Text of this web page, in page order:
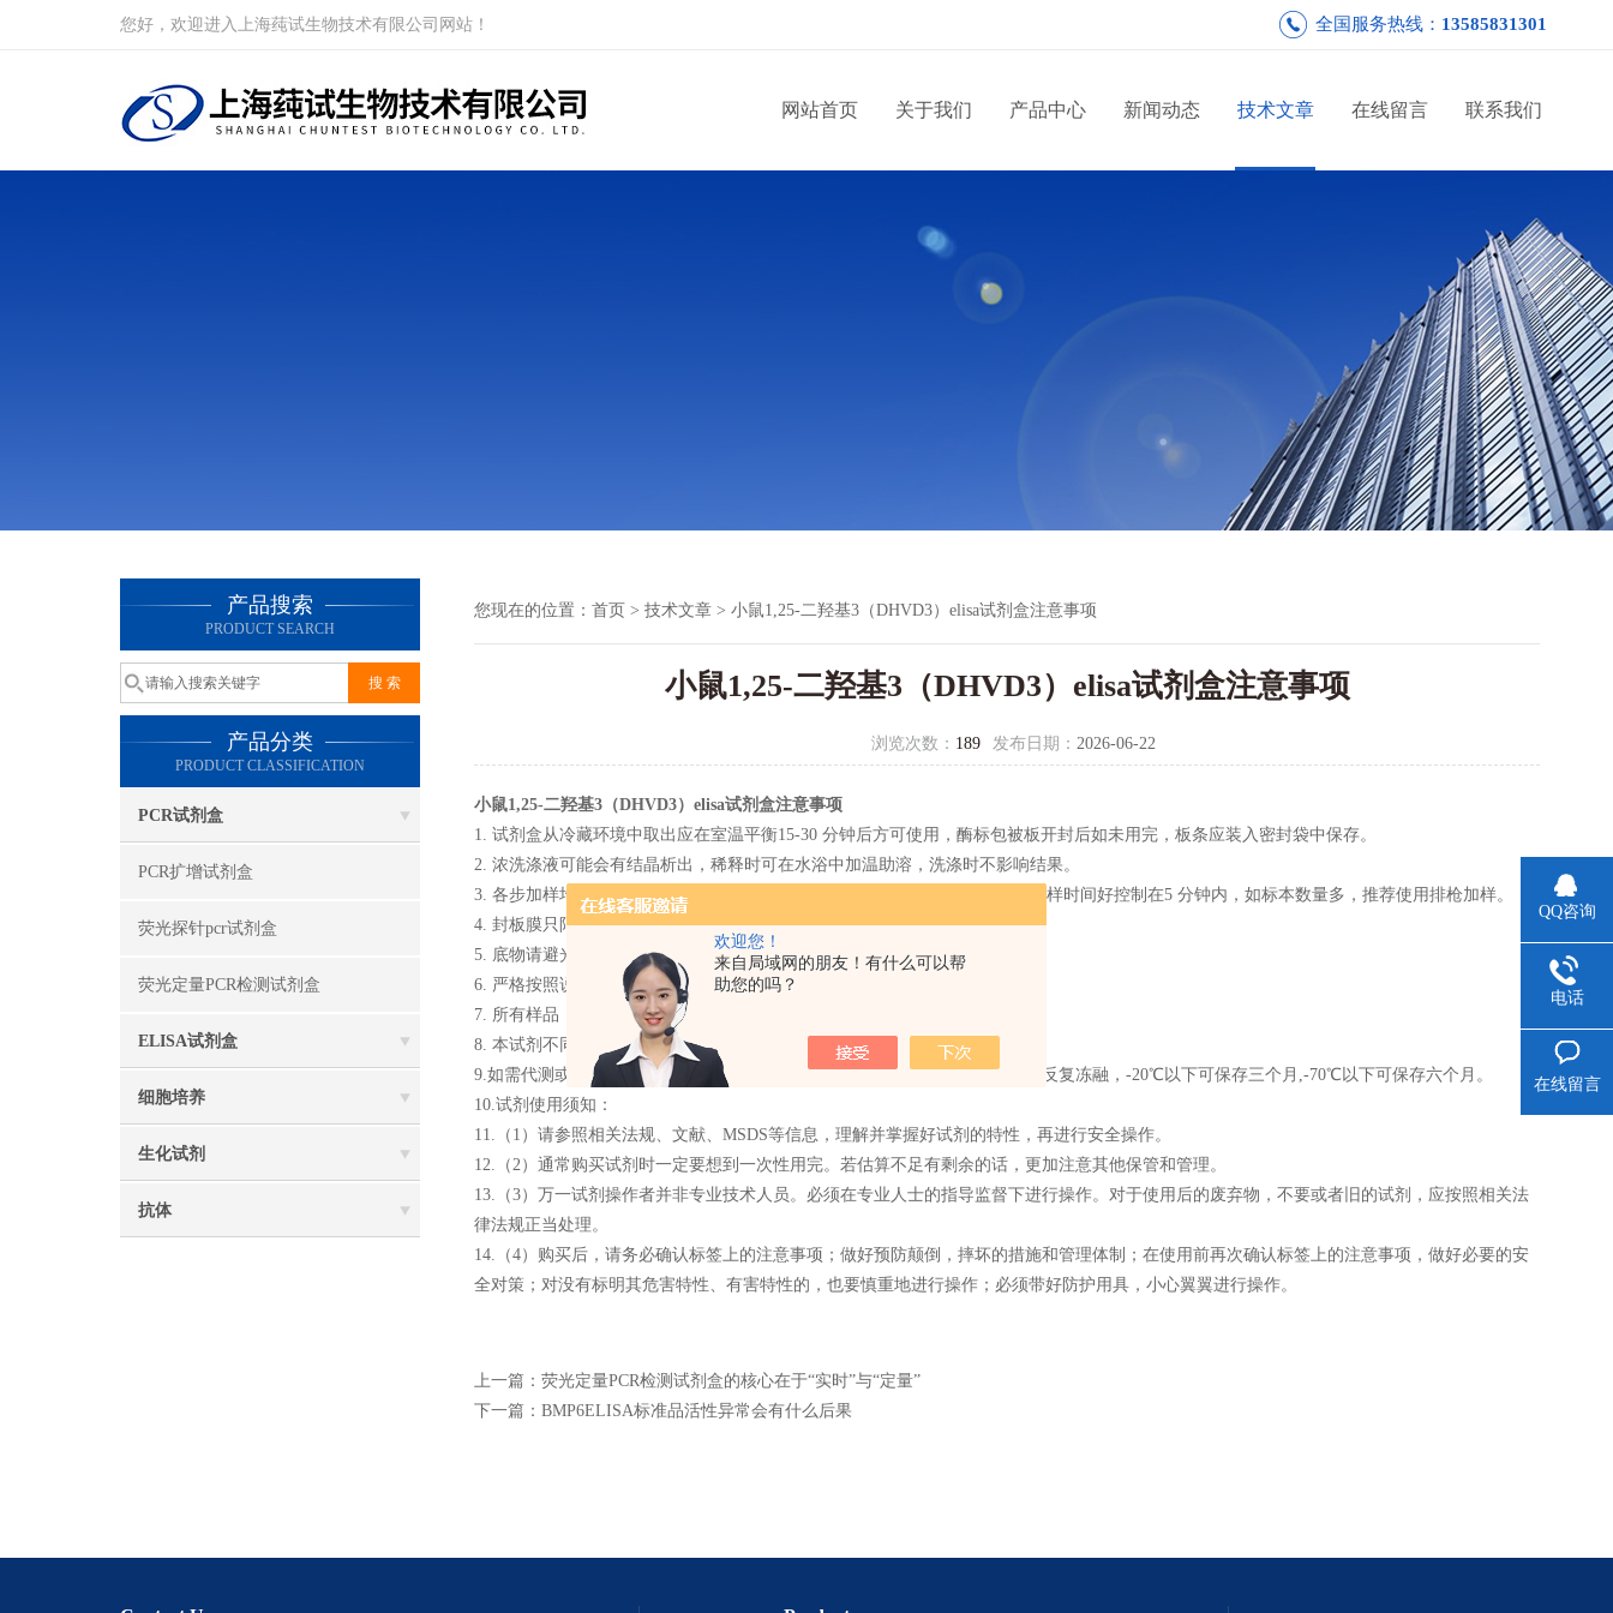
欢迎您！
来自局域网的朋友！有什么可以帮
助您的吗？
您好，欢迎进入上海莼试生物技术有限公司网站！ 全国服务热线： 13585831301
网站首页 关于我们 产品中心 新闻动态 技术文章 在线留言 联系我们
产品搜索
PRODUCT SEARCH
产品分类
PRODUCT CLASSIFICATION
PCR试剂盒
PCR扩增试剂盒
荧光探针pcr试剂盒
荧光定量PCR检测试剂盒
ELISA试剂盒
细胞培养
生化试剂
抗体
您现在的位置： 首页 > 技术文章 > 小鼠1,25-二羟基3（DHVD3）elisa试剂盒注意事项
小鼠1,25-二羟基3（DHVD3）elisa试剂盒注意事项
浏览次数： 189 发布日期： 2026-06-22
小鼠1,25-二羟基3（DHVD3）elisa试剂盒注意事项
1. 试剂盒从冷藏环境中取出应在室温平衡15-30 分钟后方可使用，酶标包被板开封后如未用完，板条应装入密封袋中保存。
2. 浓洗涤液可能会有结晶析出，稀释时可在水浴中加温助溶，洗涤时不影响结果。
3. 各步加样均应使用加样器，并经常校对其准确性，以避免试验误差。一次加样时间好控制在5 分钟内，如标本数量多，推荐使用排枪加样。
4. 封板膜只限一次性使用，以避免交叉污染。
5. 底物请避光保存。
6. 严格按照说明书的操作进行，试验结果判定必须以酶标仪读数为准.
7. 所有样品，洗涤液和各种废弃物都应按传染物处理。
8. 本试剂不同批号组分不得混用。
9.如需代测或者样本暂时不测定，可立即低温冻存，温度越低越好，中间避免反复冻融，-20℃以下可保存三个月,-70℃以下可保存六个月。
10.试剂使用须知：
11.（1）请参照相关法规、文献、MSDS等信息，理解并掌握好试剂的特性，再进行安全操作。
12.（2）通常购买试剂时一定要想到一次性用完。若估算不足有剩余的话，更加注意其他保管和管理。
13.（3）万一试剂操作者并非专业技术人员。必须在专业人士的指导监督下进行操作。对于使用后的废弃物，不要或者旧的试剂，应按照相关法
律法规正当处理。
14.（4）购买后，请务必确认标签上的注意事项；做好预防颠倒，摔坏的措施和管理体制；在使用前再次确认标签上的注意事项，做好必要的安
全对策；对没有标明其危害特性、有害特性的，也要慎重地进行操作；必须带好防护用具，小心翼翼进行操作。
上一篇： 荧光定量PCR检测试剂盒的核心在于“实时”与“定量”
下一篇： BMP6ELISA标准品活性异常会有什么后果
QQ咨询
电话
在线留言